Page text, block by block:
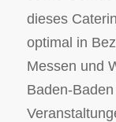
dieses
optimal in
Messen und
Baden-